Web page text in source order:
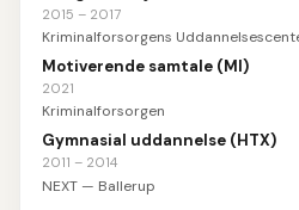
2015 – 2017
Kriminalforsorgens
Motiverende samtale (MI)
2021
Kriminalforsorgen
Gymnasial uddannelse (HTX)
2011 – 2014
NEXT — Ballerup